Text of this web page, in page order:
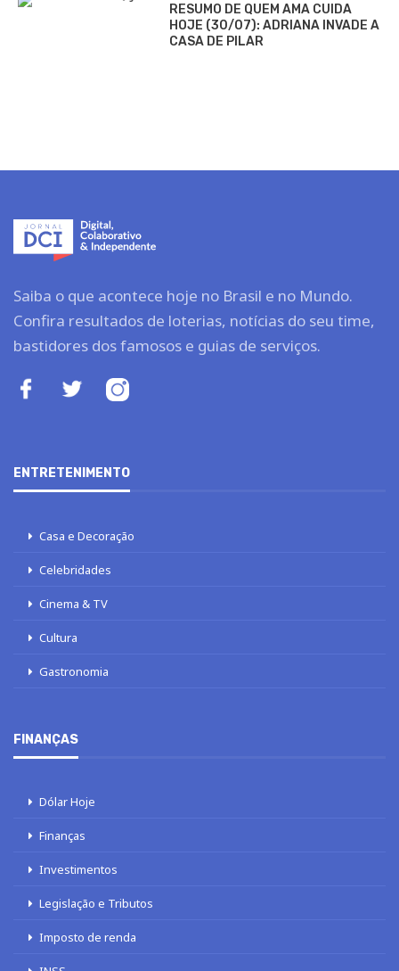
RESUMO DE QUEM AMA CUIDA
HOJE (30/07): ADRIANA INVADE A
CASA DE PILAR
Saiba o que acontece hoje no Brasil e no Mundo.
Confira resultados de loterias, notícias do seu time,
bastidores dos famosos e guias de serviços.
ENTRETENIMENTO
Casa e Decoração
Celebridades
Cinema & TV
Cultura
Gastronomia
FINANÇAS
Dólar Hoje
Finanças
Investimentos
Legislação e Tributos
Imposto de renda